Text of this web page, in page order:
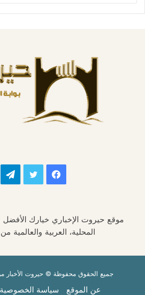
فيسبوك تويتر
موقع حيروت الإخباري خيارك الأفضل
المحلية، العربية والعالمية
جميع الحقوق محفوظة © حيروت الأخبار من
عن الموقع سياسة الخصوصية